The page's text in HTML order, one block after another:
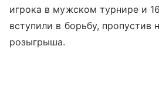
игрока в мужском турнире и
вступили в борьбу, пропустив
розыгрыша.